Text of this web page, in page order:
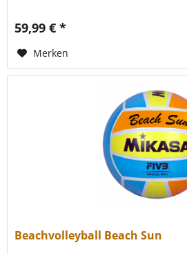
59,99 € *
Merken
Beachvolleyball Beach Sun